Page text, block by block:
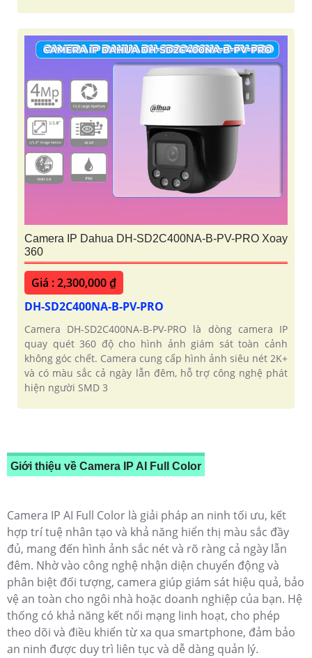
Camera IP Dahua DH-SD2C400NA-B-PV-PRO Xoay
360
Giá : 2,300,000 ₫
DH-SD2C400NA-B-PV-PRO
Camera DH-SD2C400NA-B-PV-PRO là dòng camera IP
quay quét 360 độ cho hình ảnh giám sát toàn cảnh
không góc chết. Camera cung cấp hình ảnh siêu nét 2K+
và có màu sắc cả ngày lẫn đêm, hỗ trợ công nghệ phát
hiện người SMD 3
Giới thiệu về Camera IP AI Full Color
Camera IP AI Full Color là giải pháp an ninh tối ưu, kết
hợp trí tuệ nhân tạo và khả năng hiển thị màu sắc đầy
đủ, mang đến hình ảnh sắc nét và rõ ràng cả ngày lẫn
đêm. Nhờ vào công nghệ nhận diện chuyển động và
phân biệt đối tượng, camera giúp giám sát hiệu quả, bảo
vệ an toàn cho ngôi nhà hoặc doanh nghiệp của bạn. Hệ
thống có khả năng kết nối mạng linh hoạt, cho phép
theo dõi và điều khiển từ xa qua smartphone, đảm bảo
an ninh được duy trì liên tục và dễ dàng quản lý.